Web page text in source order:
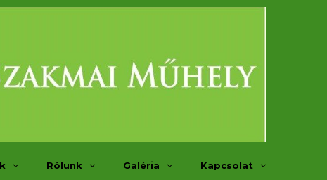
Rólunk Galéria Kapcsolat